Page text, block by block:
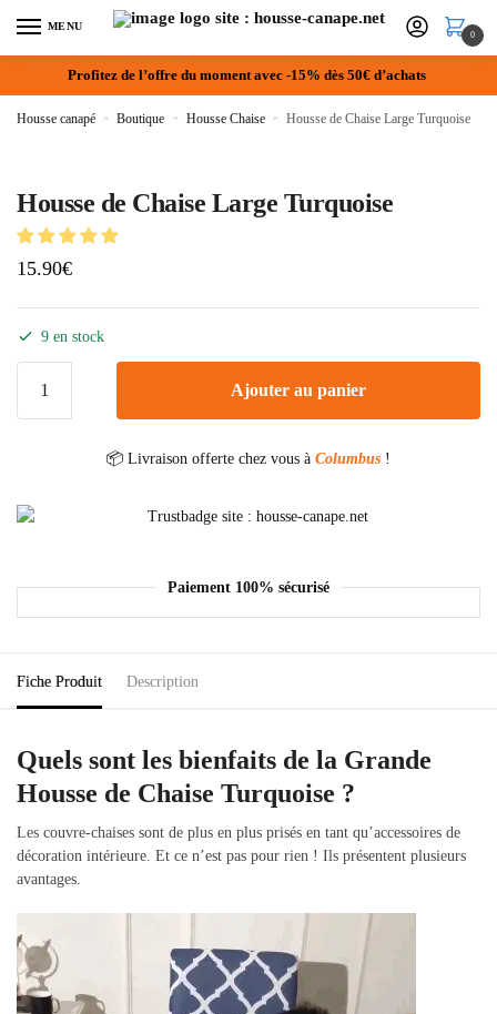
MENU
0
Profitez de l’offre du moment avec -15% dès 50€ d’achats
Housse canapé » Boutique » Housse Chaise » Housse de Chaise Large Turquoise
Housse de Chaise Large Turquoise
15.90€
9 en stock
Ajouter au panier
📦 Livraison offerte chez vous à Columbus !
Paiement 100% sécurisé
Fiche Produit Description
Quels sont les bienfaits de la Grande
Housse de Chaise Turquoise ?
Les couvre-chaises sont de plus en plus prisés en tant qu’accessoires de
décoration intérieure. Et ce n’est pas pour rien ! Ils présentent plusieurs
avantages.